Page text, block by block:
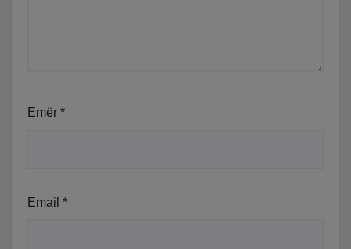
Emër *
Email *